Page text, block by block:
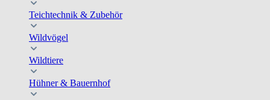
Teichtechnik & Zubehör
Wildvögel
Wildtiere
Hühner & Bauernhof